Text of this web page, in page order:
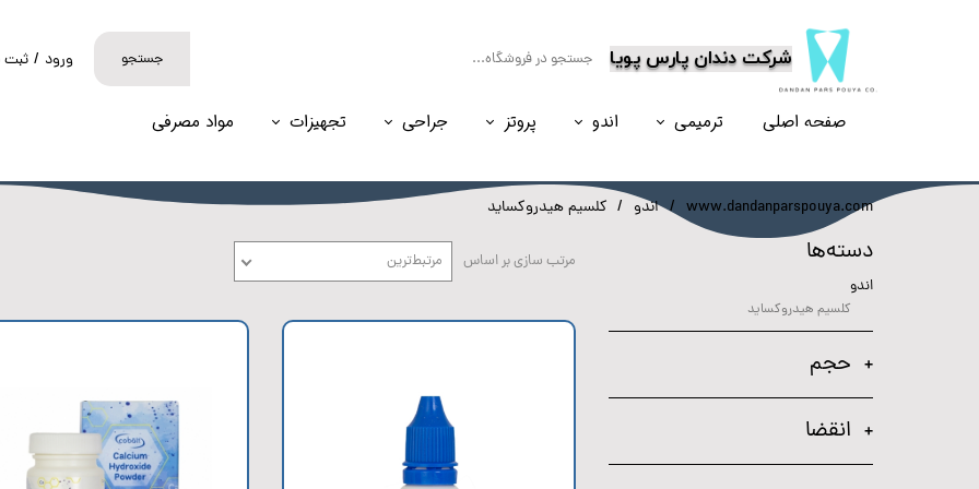
​شرکت دندان پارس پویا جستجو ورود / ثبت
سفارشات
صفحه اصلی ترمیمی اندو پروتز جراحی تجهیزات مواد مصرفی
www.dandanparspouya.com اندو کلسیم هیدروکساید
دسته‌ها
اندو
کلسیم هیدروکساید
حجم
انقضا
مرتب سازی بر اساس مرتبط‌ترین